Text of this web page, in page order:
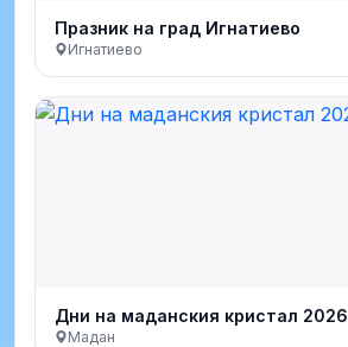
Празник на град Игнатиево
Игнатиево
Дни на маданския кристал 2026
Мадан